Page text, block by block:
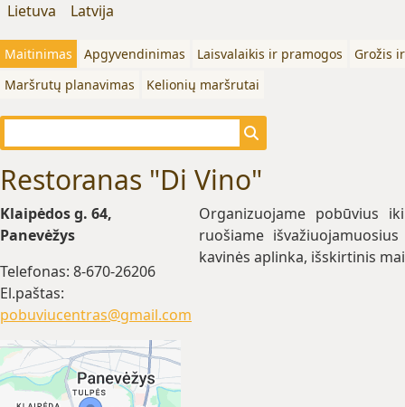
Lietuva Latvija
Maitinimas Apgyvendinimas Laisvalaikis ir pramogos
Grožis
Maršrutų planavimas
Kelionių maršrutai
Restoranas "Di Vino"
Klaipėdos g. 64,
Panevėžys
Telefonas: 8-670-26206
El.paštas:
pobuviucentras@gmail.com
Organizuojame pobūvius
ruošiame
kavinės aplinka, išskirtinis